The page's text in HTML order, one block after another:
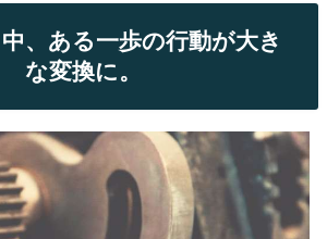
、ある一歩の行動が大き
な変換に。